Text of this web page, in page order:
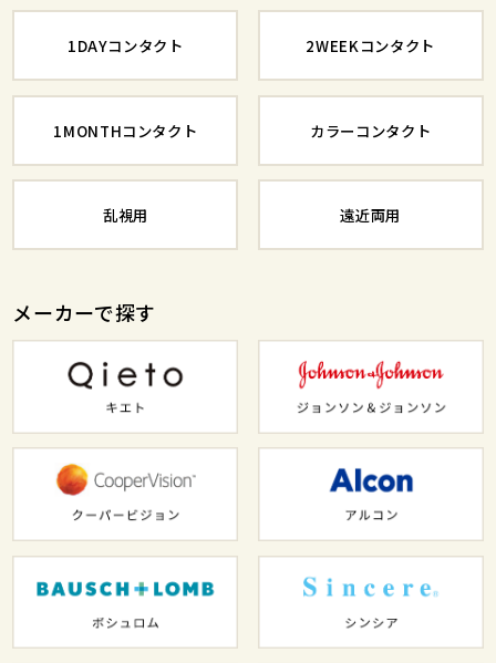
1DAYコンタクト 2WEEKコンタクト
1MONTHコンタクト カラーコンタクト
乱視用 遠近両用
メーカーで探す